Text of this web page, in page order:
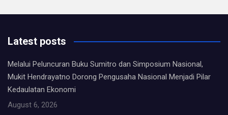
Latest posts
Melalui Peluncuran Buku Sumitro dan Simposium Nasional,
Mukit Hendrayatno Dorong Pengusaha Nasional Menjadi Pilar
Kedaulatan Ekonomi
August 6, 2026